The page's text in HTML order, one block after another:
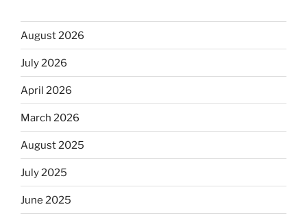
August 2026
July 2026
April 2026
March 2026
August 2025
July 2025
June 2025